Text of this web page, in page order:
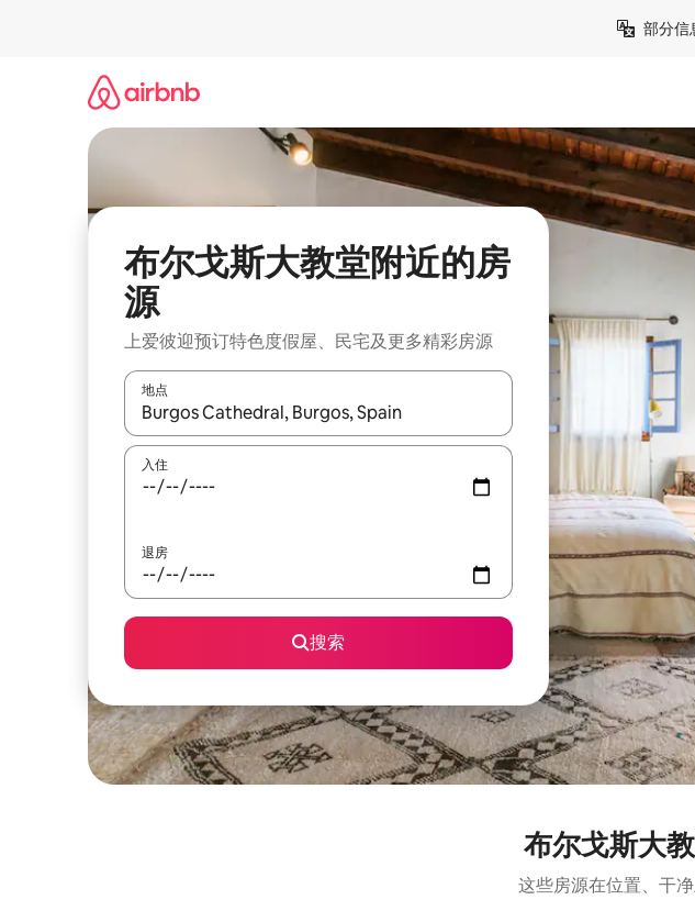
部分信
布尔戈斯大教堂附近的房
源
上爱彼迎预订特色度假屋、民宅及更多精彩房源
地点
如有搜索结果，请使用上下方向键查看，或通过点击或滑动手势浏览。
入住
退房
搜索
布尔戈斯大
这些房源在位置、干